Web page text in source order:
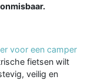
voor een camper
fietsen wilt
veilig en